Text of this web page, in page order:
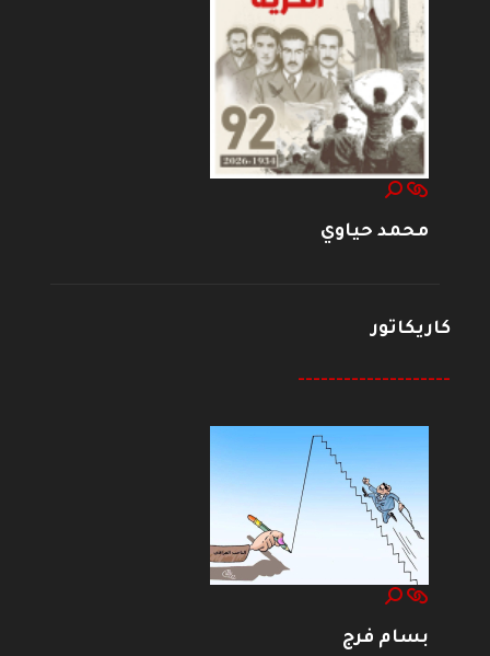
محمد حياوي
كاريكاتور
--------------------
بسام فرج